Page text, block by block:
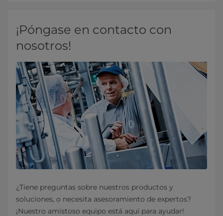
¡Póngase en contacto con
nosotros!
¿Tiene preguntas sobre nuestros productos y
soluciones, o necesita asesoramiento de expertos?
¡Nuestro amistoso equipo está aquí para ayudar!